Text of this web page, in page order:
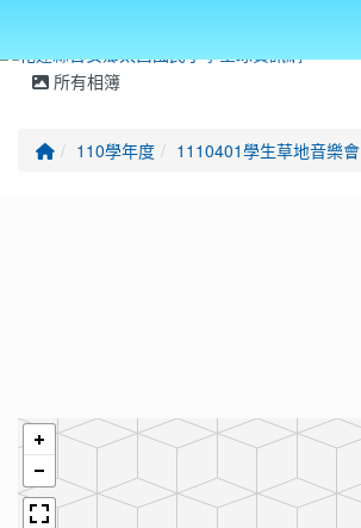
所有相簿
回首頁110學年度 1110401學生草地音樂會